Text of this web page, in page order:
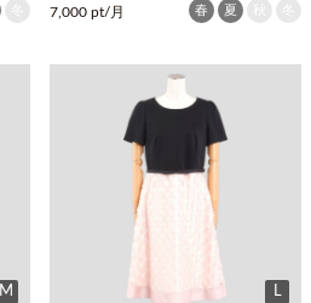
7,000 pt/月 春 夏
M L